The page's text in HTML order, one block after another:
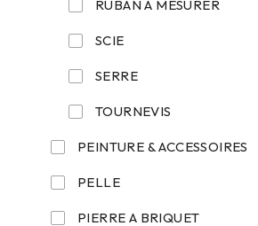
RUBAN A MESURER
SCIE
SERRE
TOURNEVIS
PEINTURE & ACCESSOIRES
PELLE
PIERRE A BRIQUET